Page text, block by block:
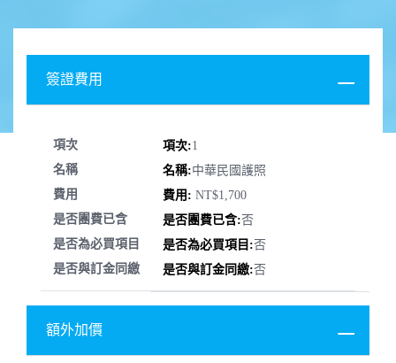
簽證費用
項次
名稱
費用
是否團費已含
是否為必買項目
是否與訂金同繳
1
中華民國護照
NT$1,700
否
否
否
額外加價